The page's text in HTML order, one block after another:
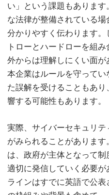
い」という課題もありま
な法律が整備されている
分かりやすく伝わります
トローとハードローを組
外からは理解しにくい面
本企業はルールを守って
た誤解を受けることもあ
響する可能性もあります。
実際、サイバーセキュリ
がみられることがありま
は、政府が主体となって
適切に発信していく必要
ラインはすでに英語で公